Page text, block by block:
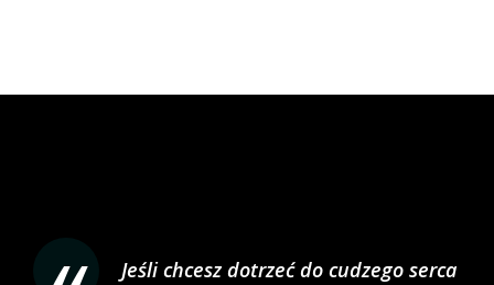
Jeśli chcesz dotrzeć do cudzego serca